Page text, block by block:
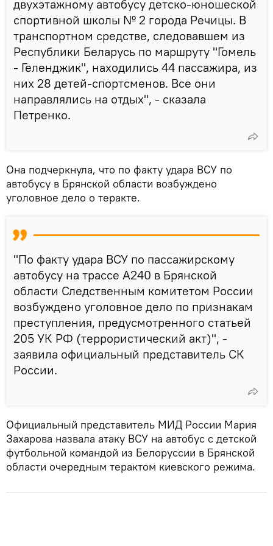
двухэтажному автобусу детско-юношеской
спортивной школы № 2 города Речицы. В
транспортном средстве, следовавшем из
Республики Беларусь по маршруту "Гомель
- Геленджик", находились 44 пассажира, из
них 28 детей-спортсменов. Все они
направлялись на отдых", - сказала
Петренко.
Она подчеркнула, что по факту удара ВСУ по
автобусу в Брянской области возбуждено
уголовное дело о теракте.
"По факту удара ВСУ по пассажирскому
автобусу на трассе А240 в Брянской
области Следственным комитетом России
возбуждено уголовное дело по признакам
преступления, предусмотренного статьей
205 УК РФ (террористический акт)", -
заявила официальный представитель СК
России.
Официальный представитель МИД России Мария
Захарова назвала атаку ВСУ на автобус с детской
футбольной командой из Белоруссии в Брянской
области очередным терактом киевского режима.